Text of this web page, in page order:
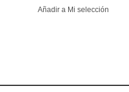
Añadir a Mi selección